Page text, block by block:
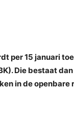
per 15 januari
Die bestaat
in de